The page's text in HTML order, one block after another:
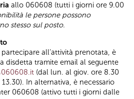
allo 060608 (tutti i giorni ore 9.00
le persone possono
stesso sul posto.
all’attività prenotata, è
disdetta tramite email al seguente
(dal lun. al giov. ore 8.30
In alternativa, è necessario
060608 (attivo tutti i giorni dalle